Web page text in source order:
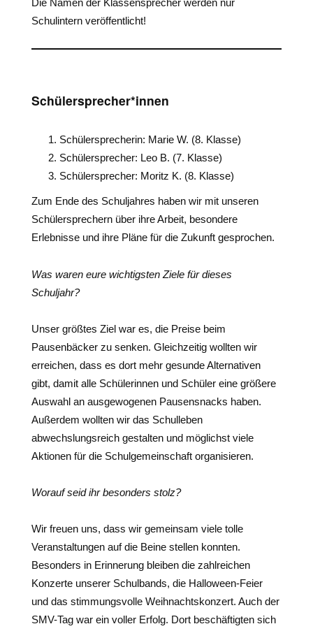
Schulintern veröffentlicht!
Schülersprecher*innen
Schülersprecherin: Marie W. (8. Klasse)
Schülersprecher: Leo B. (7. Klasse)
Schülersprecher: Moritz K. (8. Klasse)
Zum Ende des Schuljahres haben wir mit unseren
Schülersprechern über ihre Arbeit, besondere
Erlebnisse und ihre Pläne für die Zukunft gesprochen.
Was waren eure wichtigsten Ziele für dieses
Schuljahr?
Unser größtes Ziel war es, die Preise beim
Pausenbäcker zu senken. Gleichzeitig wollten wir
erreichen, dass es dort mehr gesunde Alternativen
gibt, damit alle Schülerinnen und Schüler eine größere
Auswahl an ausgewogenen Pausensnacks haben.
Außerdem wollten wir das Schulleben
abwechslungsreich gestalten und möglichst viele
Aktionen für die Schulgemeinschaft organisieren.
Worauf seid ihr besonders stolz?
Wir freuen uns, dass wir gemeinsam viele tolle
Veranstaltungen auf die Beine stellen konnten.
Besonders in Erinnerung bleiben die zahlreichen
Konzerte unserer Schulbands, die Halloween-Feier
und das stimmungsvolle Weihnachtskonzert. Auch der
SMV-Tag war ein voller Erfolg. Dort beschäftigten sich